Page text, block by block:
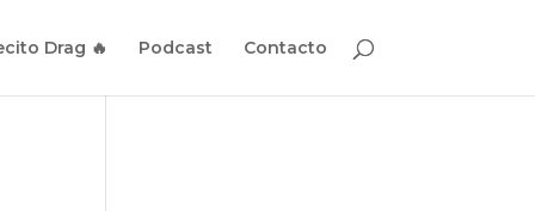
Drag 🔥 Podcast Contacto